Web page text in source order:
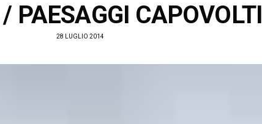
PAESAGGI CAPOVOLTI
28 LUGLIO 2014